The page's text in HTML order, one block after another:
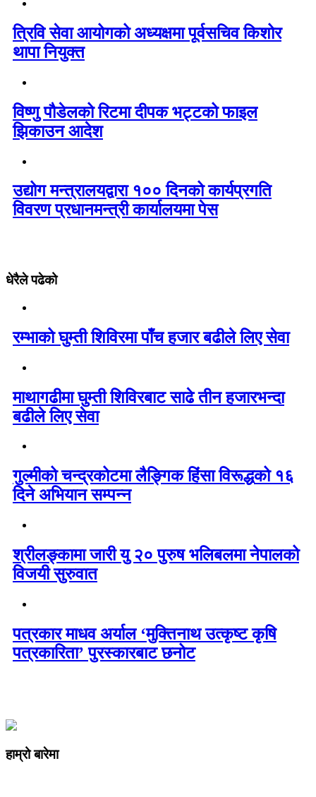
त्रिवि सेवा आयोगको अध्यक्षमा पूर्वसचिव किशोर
थापा नियुक्त
विष्णु पौडेलको रिटमा दीपक भट्टको फाइल
झिकाउन आदेश
उद्योग मन्त्रालयद्वारा १०० दिनको कार्यप्रगति
विवरण प्रधानमन्त्री कार्यालयमा पेस
धेरैले पढेको
रम्भाको घुम्ती शिविरमा पाँच हजार बढीले लिए सेवा
माथागढीमा घुम्ती शिविरबाट साढे तीन हजारभन्दा
बढीले लिए सेवा
गुल्मीको चन्द्रकोटमा लैङ्गिक हिंसा विरूद्धको १६
दिने अभियान सम्पन्न
श्रीलङ्कामा जारी यु २० पुरुष भलिबलमा नेपालको
विजयी सुरुवात
पत्रकार माधव अर्याल ‘मुक्तिनाथ उत्कृष्ट कृषि
पत्रकारिता’ पुरस्कारबाट छनोट
हाम्रो बारेमा